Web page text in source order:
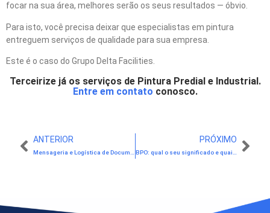
focar na sua área, melhores serão os seus resultados — óbvio.
Para isto, você precisa deixar que especialistas em pintura
entreguem serviços de qualidade para sua empresa.
Este é o caso do Grupo Delta Facilities.
Terceirize já os serviços de Pintura Predial e Industrial.
Entre em contato conosco.
ANTERIOR
Mensageria e Logística de Documentos: quais os benefícios da terceirização?
PRÓXIMO
BPO: qual o seu significado e quais as principais vantagens para sua empresa